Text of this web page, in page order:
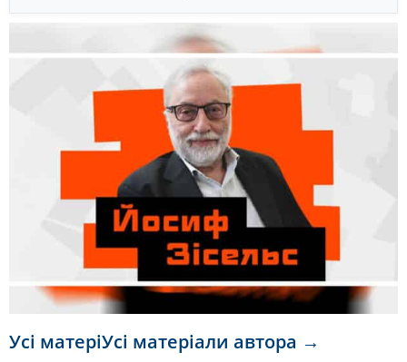
Усі матеріУсі матеріали автора →